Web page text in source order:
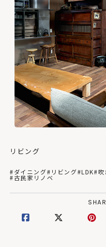
リビング
#ダイニング#リビング#LDK#吹
#古民家リノベ